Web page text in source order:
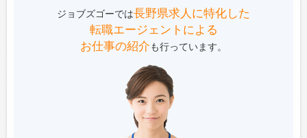
ジョブズゴーでは長野県求人に特化した
転職エージェントによる
お仕事の紹介も行っています。